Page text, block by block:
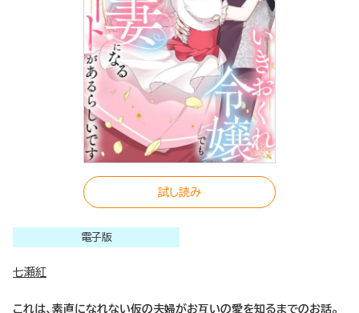
試し読み
電子版
七瀬紅
これは、素直になれない仮の夫婦がお互いの愛を知るまでのお話。